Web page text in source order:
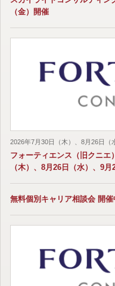
（金）開催
2026年7月30日（木）、8月26日（
フォーティエンス（旧クニエ
（木）、8月26日（水）、9
無料個別キャリア相談会 開催